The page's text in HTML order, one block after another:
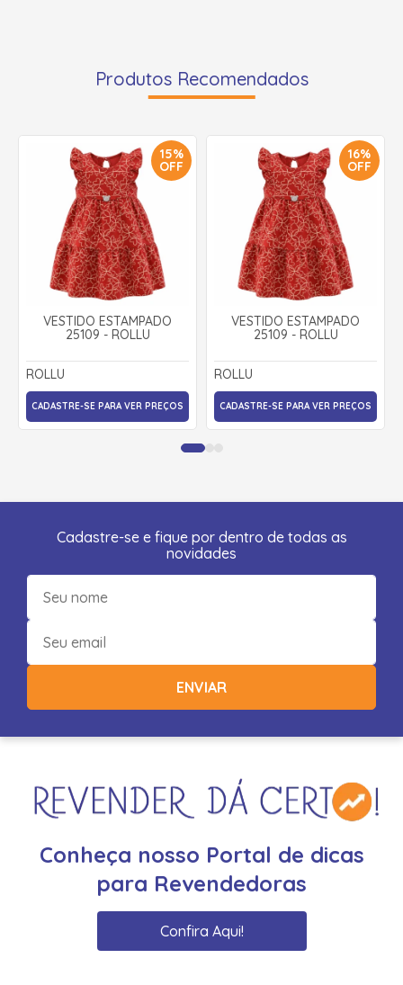
Produtos Recomendados
15%
OFF
VESTIDO ESTAMPADO
25109 - ROLLU
ROLLU
CADASTRE-SE PARA VER PREÇOS
16%
OFF
VESTIDO ESTAMPADO
25109 - ROLLU
ROLLU
CADASTRE-SE PARA VER PREÇOS
Cadastre-se e fique por dentro de todas as
novidades
ENVIAR
Conheça nosso Portal de dicas
para Revendedoras
Confira Aqui!